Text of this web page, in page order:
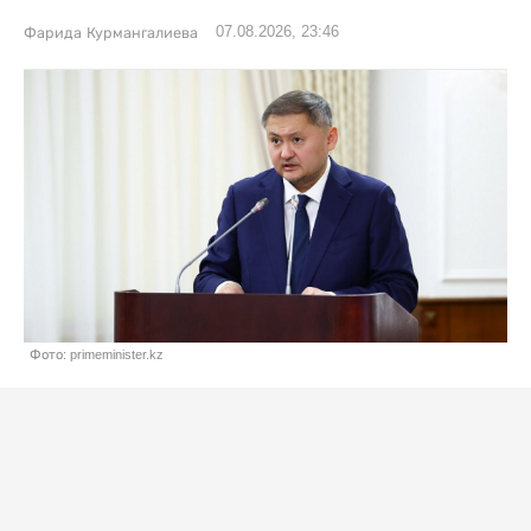
Фарида Курмангалиева 07.08.2026, 23:46
Фото: primeminister.kz